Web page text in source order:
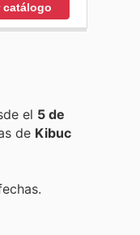
catálogo
el 5 de
de Kibuc